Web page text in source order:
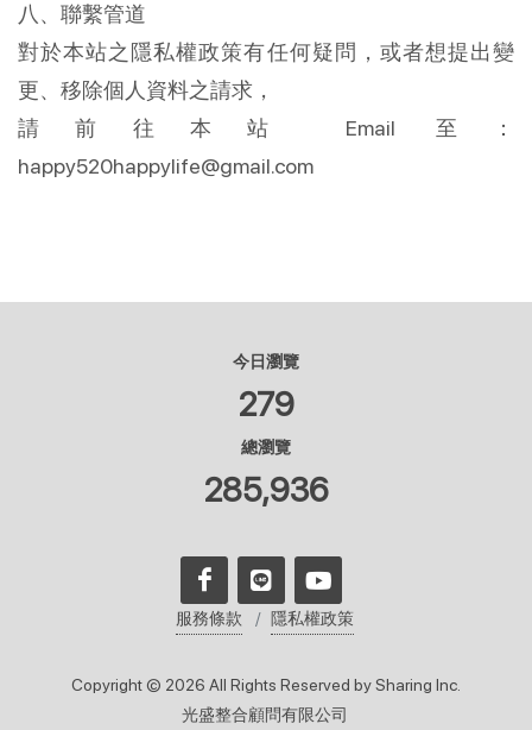
八、聯繫管道
對於本站之隱私權政策有任何疑問，或者想提出變
更、移除個人資料之請求，
請前往本站 Email 至：
happy520happylife@gmail.com
今日瀏覽
279
總瀏覽
285,936
服務條款 隱私權政策
Copyright © 2026 All Rights Reserved by Sharing Inc.
光盛整合顧問有限公司